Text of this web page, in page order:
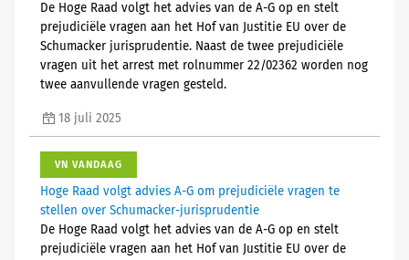
De Hoge Raad volgt het advies van de A-G op en stelt
prejudiciële vragen aan het Hof van Justitie EU over de
Schumacker jurisprudentie. Naast de twee prejudiciële
vragen uit het arrest met rolnummer 22/02362 worden nog
twee aanvullende vragen gesteld.
18 juli 2025
VN VANDAAG
Hoge Raad volgt advies A-G om prejudiciële vragen te
stellen over Schumacker-jurisprudentie
De Hoge Raad volgt het advies van de A-G op en stelt
prejudiciële vragen aan het Hof van Justitie EU over de